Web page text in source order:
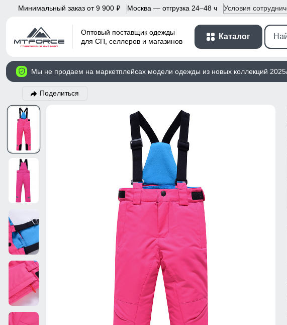
Минимальный заказ от 9 900 p Москва — отгрузка 24–48 ч Условия
Оптовый поставщик одежды
для СП, селлеров и магазинов
Каталог
Мы не продаем на маркетплейсах модели одежды из новых коллекций
Поделиться